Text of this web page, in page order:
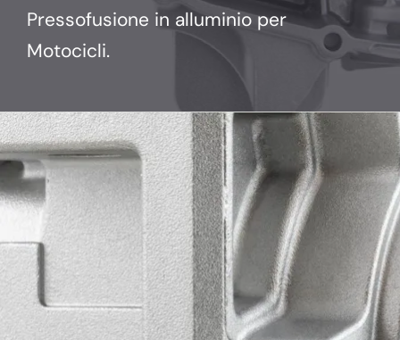
Pressofusione in alluminio per
Motocicli.